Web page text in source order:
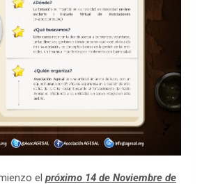
el próximo 14 de Noviembre de